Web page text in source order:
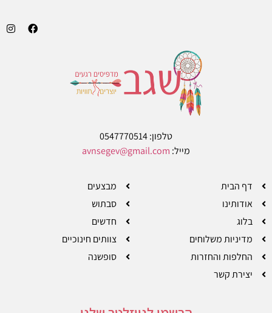
טלפון: 0547770514
מייל: avnsegev@gmail.com
דף הבית
אודותינו
בלוג
מדיניות משלוחים
החלפות והחזרות
יצירת קשר
מבצעים
סבתוש
חדשים
צוותים חינוכיים
סופשנה